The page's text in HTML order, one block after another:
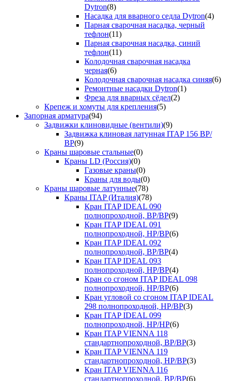
Dytron(8)
Насадка для вварного седла Dytron(4)
Парная сварочная насадка, черный
тефлон(11)
Парная сварочная насадка, синий
тефлон(11)
Колодочная сварочная насадка
черная(6)
Колодочная сварочная насадка синяя(6)
Ремонтные насадки Dytron(1)
Фреза для вварных сёдел(2)
Крепеж и хомуты для крепления(5)
Запорная арматура(94)
Задвижки клиновидные (вентили)(9)
Задвижка клиновая латунная ITAP 156 ВР/
ВР(9)
Краны шаровые стальные(0)
Краны LD (Россия)(0)
Газовые краны(0)
Краны для воды(0)
Краны шаровые латунные(78)
Краны ITAP (Италия)(78)
Кран ITAP IDEAL 090
полнопроходной, ВР/ВР(9)
Кран ITAP IDEAL 091
полнопроходной, НР/ВР(6)
Кран ITAP IDEAL 092
полнопроходной, ВР/ВР(4)
Кран ITAP IDEAL 093
полнопроходной, НР/ВР(4)
Кран со сгоном ITAP IDEAL 098
полнопроходной, НР/ВР(6)
Кран угловой со сгоном ITAP IDEAL
298 полнопроходной, НР/ВР(3)
Кран ITAP IDEAL 099
полнопроходной, НР/НР(6)
Кран ITAP VIENNA 118
стандартнопроходной, ВР/ВР(3)
Кран ITAP VIENNA 119
стандартнопроходной, НР/ВР(3)
Кран ITAP VIENNA 116
стандартнопроходной, ВР/ВР(6)